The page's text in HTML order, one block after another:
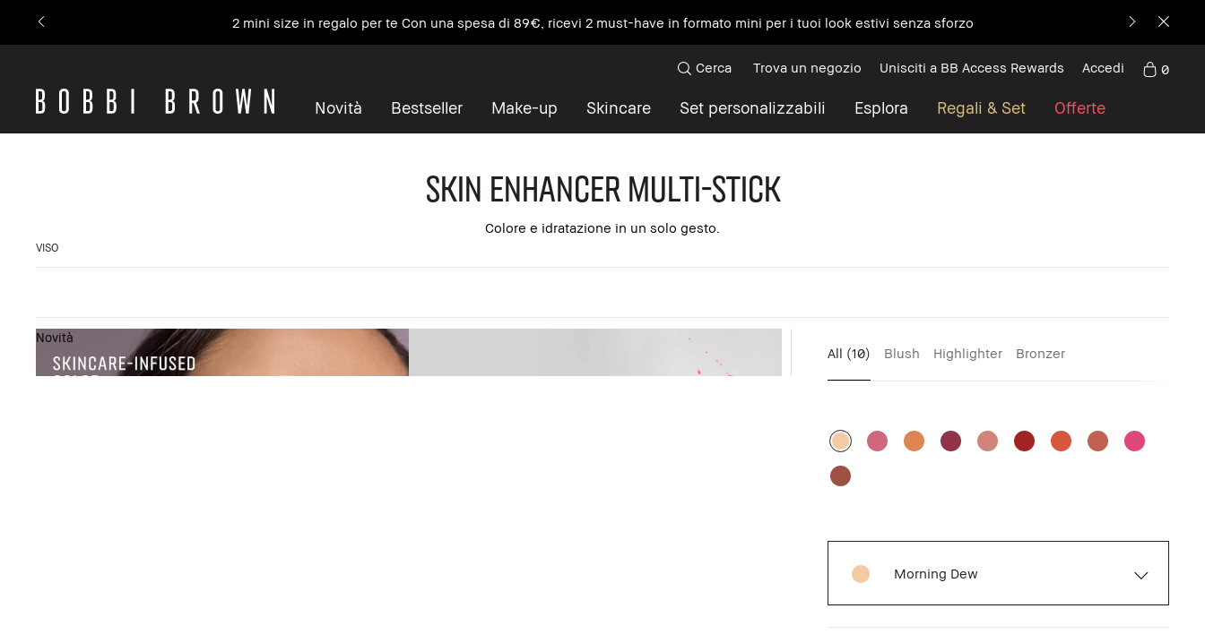
2 mini size in regalo per te Con una spesa di 89€, ricevi 2 must-have in formato mini per i tuoi look estivi senza sforzo
Novità Bestseller Make-up Skincare Set personalizzabili Esplora Regali & Set Offerte
Cerca Trova un negozio Unisciti a BB Access Rewards Accedi 0
Skin Enhancer Multi-Stick
Colore e idratazione in un solo gesto.
VISO
Mostra tutto
Novità
All (10) Blush Highlighter Bronzer
Morning Dew